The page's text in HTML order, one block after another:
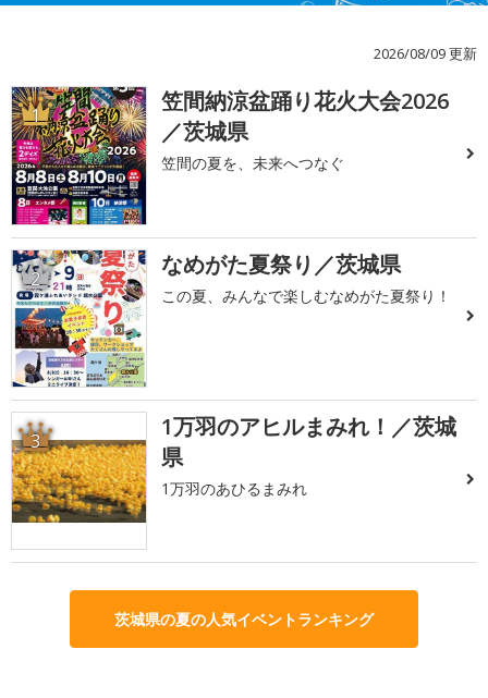
2026/08/09 更新
1
笠間納涼盆踊り花火大会2026
／茨城県
笠間の夏を、未来へつなぐ
2 なめがた夏祭り／茨城県
この夏、みんなで楽しむなめがた夏祭り！
3
1万羽のアヒルまみれ！／茨城
県
1万羽のあひるまみれ
茨城県の夏の人気イベントランキング